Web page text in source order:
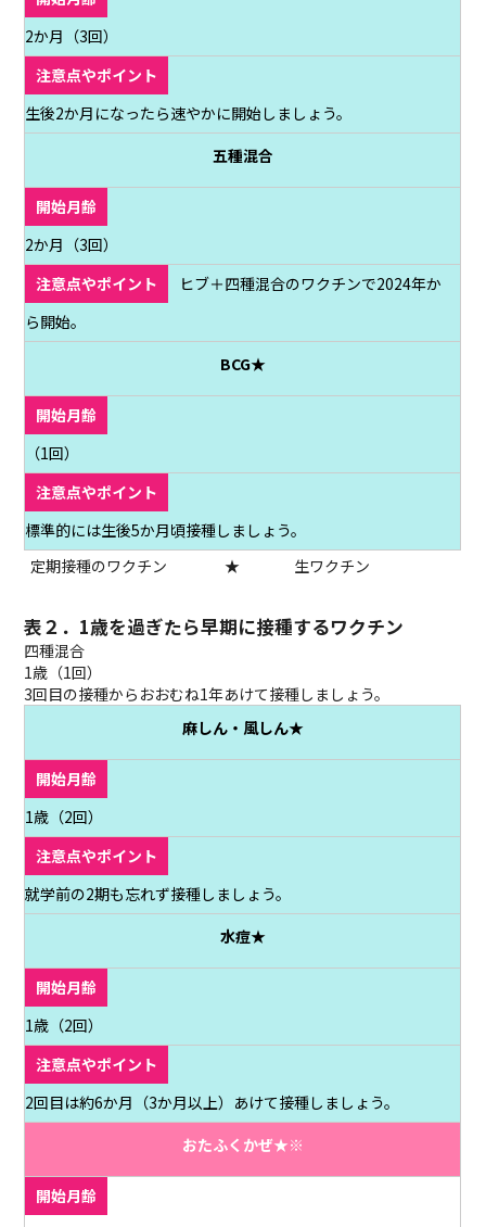
2か月（3回）
生後2か月になったら速やかに開始しましょう。
五種混合
2か月（3回）
ヒブ＋四種混合のワクチンで2024年か
ら開始。
BCG★
（1回）
標準的には生後5か月頃接種しましょう。
定期接種のワクチン
★ 生ワクチン
表２．1歳を過ぎたら早期に接種するワクチン
四種混合
1歳（1回）
3回目の接種からおおむね1年あけて接種しましょう。
麻しん・風しん★
1歳（2回）
就学前の2期も忘れず接種しましょう。
水痘★
1歳（2回）
2回目は約6か月（3か月以上）あけて接種しましょう。
おたふくかぜ★※